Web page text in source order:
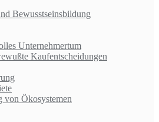
Bewusstseinsbildung
Unternehmertum
Kaufentscheidungen
von Ökosystemen